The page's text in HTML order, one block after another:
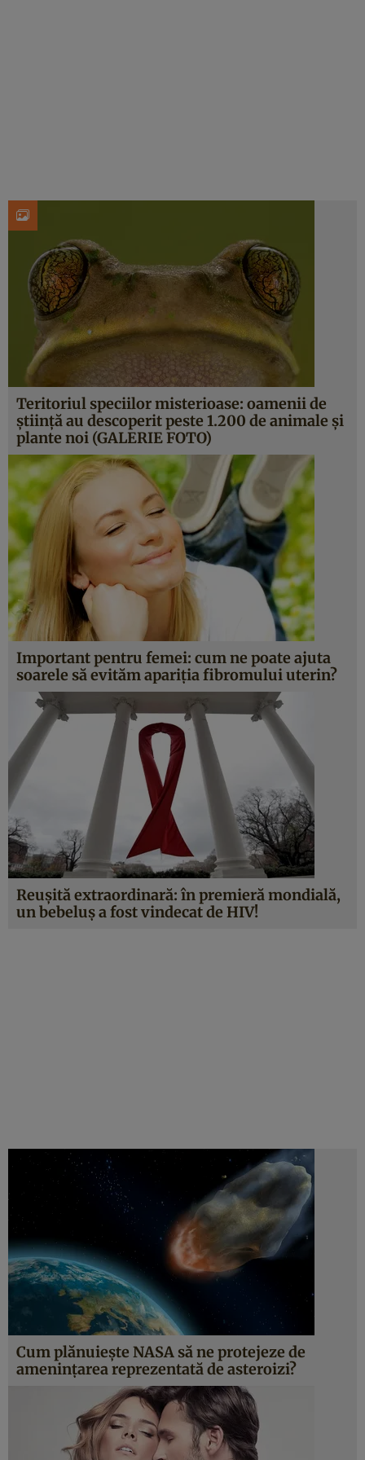
Teritoriul speciilor misterioase: oamenii de
ştiinţă au descoperit peste 1.200 de animale şi
plante noi (GALERIE FOTO)
Important pentru femei: cum ne poate ajuta
soarele să evităm apariţia fibromului uterin?
Reuşită extraordinară: în premieră mondială,
un bebeluş a fost vindecat de HIV!
Cum plănuieşte NASA să ne protejeze de
ameninţarea reprezentată de asteroizi?